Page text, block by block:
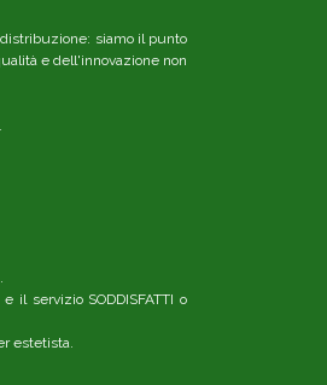
siamo il punto
e dell'innovazione non
il servizio SODDISFATTI o
estetista.